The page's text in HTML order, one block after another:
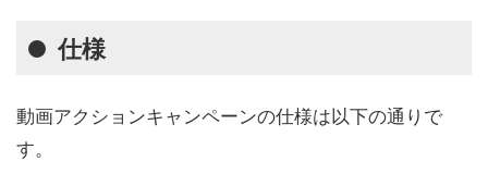
仕様
動画アクションキャンペーンの仕様は以下の通りで
す。